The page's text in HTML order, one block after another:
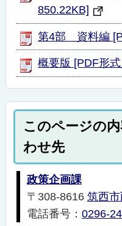
850.22KB]
第4部 資料編
概要版 [PDF形
このページの
わせ先
政策企画課
〒308-8616 筑西
電話番号： 0296-